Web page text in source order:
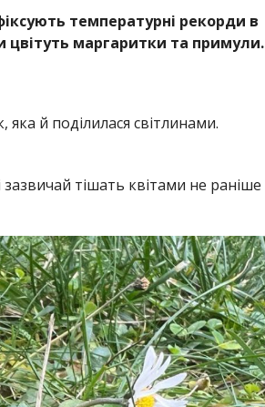
температурні рекорди в
цвітуть маргаритки та примули.
яка й поділилася світлинами.
тішать квітами не раніше